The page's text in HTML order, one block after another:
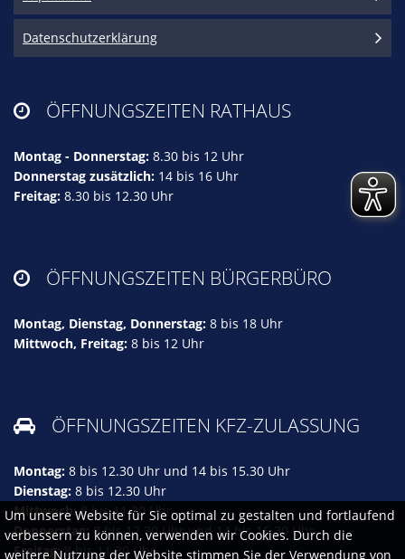
Datenschutzerklärung
 ÖFFNUNGSZEITEN RATHAUS
Montag - Donnerstag: 8.30 bis 12 Uhr
Donnerstag zusätzlich: 14 bis 16 Uhr
Freitag: 8.30 bis 12.30 Uhr
 ÖFFNUNGSZEITEN BÜRGERBÜRO
Montag, Dienstag, Donnerstag: 8 bis 18 Uhr
Mittwoch, Freitag: 8 bis 12 Uhr
 ÖFFNUNGSZEITEN KFZ-ZULASSUNG
Montag: 8 bis 12.30 Uhr und 14 bis 15.30 Uhr
Dienstag: 8 bis 12.30 Uhr
Mittwoch:8 bis 11.30 Uhr
Donnerstag: 8 bis 12.30 Uhr und 14 bis 16.30 Uhr
Freitag:8 bis 11.30 Uhr
Um unsere Website für Sie optimal zu gestalten und fortlaufend
verbessern zu können, verwenden wir Cookies. Durch die
weitere Nutzung der Website stimmen Sie der Verwendung von